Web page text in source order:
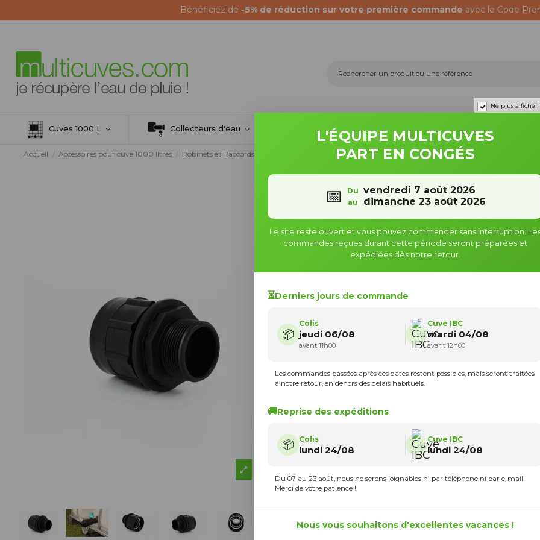
Bénéficiez de -5% de réduction sur votre première commande avec le Code
Cuves 1000 L Collecteurs d'eau Récupérateurs d'eau Fûts & bidons
Accueil Accessoires pour cuve 1000 litres Robinets et Raccords S60X6 Raccords S60X6 - Embout Mâle Fileté Raccord S60X6 - Fileté mâle
Raccord S60X6 - Fileté mâle
Pas gaz (40x49 mm)
Référence : 888062
conçu pour les cuves
stockage et la consommation d’eau de pluie. Il se fixe
sur la vanne de votre cuve 1000 L.
Entrée : Taraudée (femelle) S60X6
Sortie : Filetée (mâle) 40x49 mm (1''1/2 pas du gaz)
Poids : 104 g
Ne plus afficher
L'ÉQUIPE MULTICUVES
PART EN CONGÉS
📅 Du vendredi 7 août 2026
au dimanche 23 août 2026
Le site reste ouvert et vous pouvez commander sans interruption.
commandes reçues durant cette période seront préparées et
expédiées dès notre retour.
⏳Derniers jours de commande
📦
Colis
jeudi 06/08
avant 11h00
Cuve IBC
mardi 04/08
avant 12h00
Les commandes passées après ces dates restent possibles, mais seront traitées
à notre retour, en dehors des délais habituels.
🚚Reprise des expéditions
📦 Colis
lundi 24/08
Cuve IBC
lundi 24/08
Du 07 au 23 août, nous ne serons joignables ni par téléphone ni par e-mail.
Merci de votre patience !
Nous vous souhaitons d'excellentes vacances !